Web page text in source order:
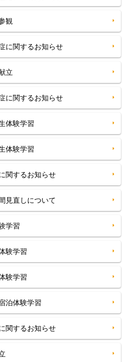
観
に関するお知らせ
立
に関するお知らせ
体験学習
体験学習
関するお知らせ
見直しについて
学習
験学習
験学習
泊体験学習
関するお知らせ